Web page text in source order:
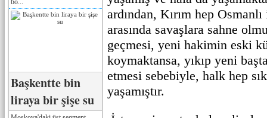
Başkentte bin
liraya bir şişe su
ardından, Kırım hep
arasında savaşlara sahne
geçmesi, yeni hakimin eski
koymaktansa, yıkıp yeni
etmesi sebebiyle, halk hep
yaşamıştır.